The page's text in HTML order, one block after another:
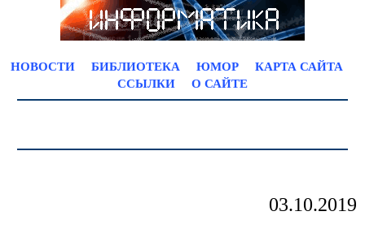
НОВОСТИ БИБЛИОТЕКА ЮМОР
КАРТА САЙТА
ССЫЛКИ
О САЙТЕ
03.10.2019